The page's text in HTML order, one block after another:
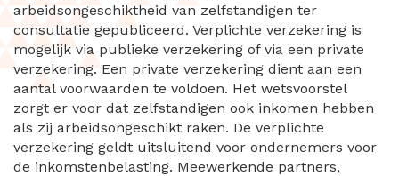
arbeidsongeschiktheid van zelfstandigen ter
consultatie gepubliceerd. Verplichte verzekering is
mogelijk via publieke verzekering of via een private
verzekering. Een private verzekering dient aan een
aantal voorwaarden te voldoen. Het wetsvoorstel
zorgt er voor dat zelfstandigen ook inkomen hebben
als zij arbeidsongeschikt raken. De verplichte
verzekering geldt uitsluitend voor ondernemers voor
de inkomstenbelasting. Meewerkende partners,